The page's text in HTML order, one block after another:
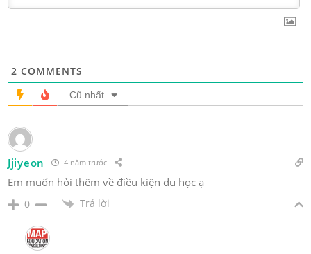
2 COMMENTS
Cũ nhất
Jjiyeon 4 năm trước
Em muốn hỏi thêm về điều kiện du học ạ
0 Trả lời